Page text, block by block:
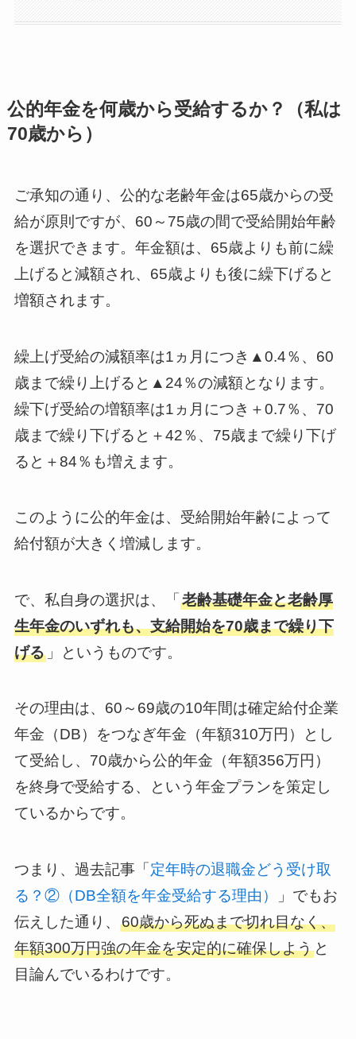
公的年金を何歳から受給するか？（私は
70歳から）
ご承知の通り、公的な老齢年金は65歳からの受
給が原則ですが、60～75歳の間で受給開始年齢
を選択できます。年金額は、65歳よりも前に繰
上げると減額され、65歳よりも後に繰下げると
増額されます。
繰上げ受給の減額率は1ヵ月につき▲0.4％、60
歳まで繰り上げると▲24％の減額となります。
繰下げ受給の増額率は1ヵ月につき＋0.7％、70
歳まで繰り下げると＋42％、75歳まで繰り下げ
ると＋84％も増えます。
このように公的年金は、受給開始年齢によって
給付額が大きく増減します。
で、私自身の選択は、「老齢基礎年金と老齢厚
生年金のいずれも、支給開始を70歳まで繰り下
げる」というものです。
その理由は、60～69歳の10年間は確定給付企業
年金（DB）をつなぎ年金（年額310万円）とし
て受給し、70歳から公的年金（年額356万円）
を終身で受給する、という年金プランを策定し
ているからです。
つまり、過去記事「 定年時の退職金どう受け取
る？②（DB全額を年金受給する理由）
」でもお
伝えした通り、 60歳から死ぬまで切れ目なく、
年額300万円強の年金を安定的に確保しようと
目論んでいるわけです。